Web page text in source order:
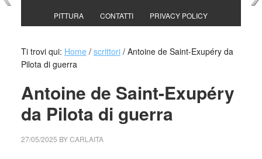
PITTURA CONTATTI PRIVACY POLICY
Ti trovi qui: Home / scrittori /Antoine de Saint-Exupéry da
Pilota di guerra
Antoine de Saint-Exupéry
da Pilota di guerra
27/05/2025 BYCARLAITA